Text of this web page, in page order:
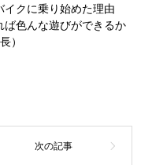
イクに乗り始めた理由
ば色んな遊びができるか
）